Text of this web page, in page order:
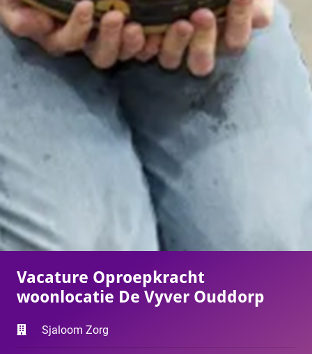
Vacature Oproepkracht
woonlocatie De Vyver Ouddorp
Sjaloom Zorg